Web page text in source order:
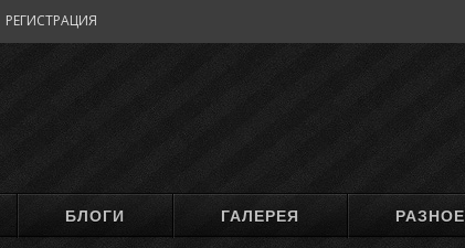
РЕГИСТРАЦИЯ
БЛОГИ ГАЛЕРЕЯ РАЗНОЕ